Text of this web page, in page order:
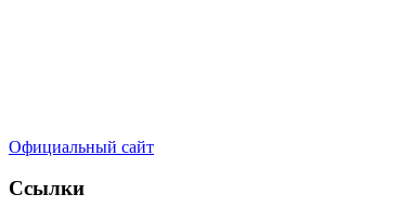
Официальный сайт
Ссылки